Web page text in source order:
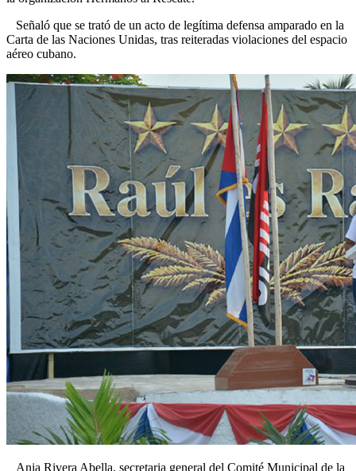
Señaló que se trató de un acto de legítima defensa amparado en la
Carta de las Naciones Unidas, tras reiteradas violaciones del espacio
aéreo cubano.
Ania Rivera Abella, secretaria general del Comité Municipal de la